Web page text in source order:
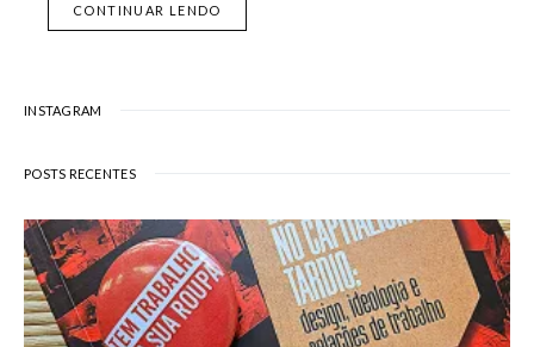
CONTINUAR LENDO
INSTAGRAM
POSTS RECENTES